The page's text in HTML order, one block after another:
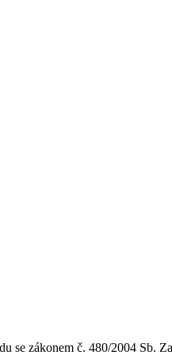
se zákonem č. 480/2004 Sb.